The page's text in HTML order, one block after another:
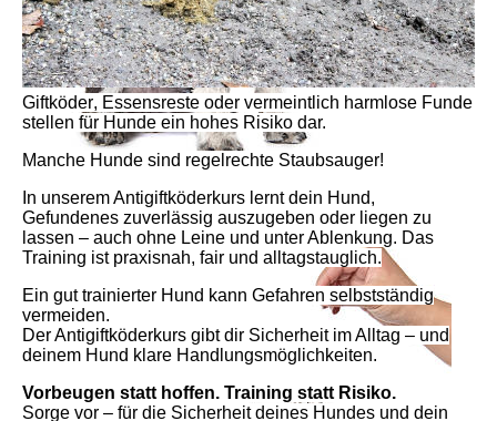
Giftköder, Essensreste oder vermeintlich harmlose Funde
stellen für Hunde ein hohes Risiko dar.
Manche Hunde sind regelrechte Staubsauger!
In unserem Antigiftköderkurs lernt dein Hund,
Gefundenes zuverlässig auszugeben oder liegen zu
lassen – auch ohne Leine und unter Ablenkung. Das
Training ist praxisnah, fair und alltagstauglich.
Ein gut trainierter Hund kann Gefahren selbstständig
vermeiden.
Der Antigiftköderkurs gibt dir Sicherheit im Alltag – und
deinem Hund klare Handlungsmöglichkeiten.
Vorbeugen statt hoffen. Training statt Risiko.
Sorge vor – für die Sicherheit deines Hundes und dein